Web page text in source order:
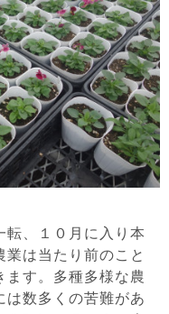
、１０月に入り本
は当たり前のこと
す。多種多様な農
数多くの苦難があ